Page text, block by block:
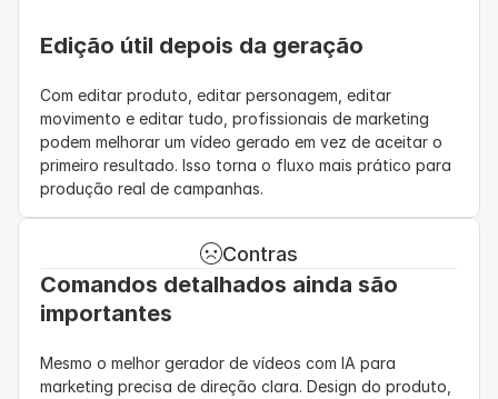
Edição útil depois da geração
Com editar produto, editar personagem, editar
movimento e editar tudo, profissionais de marketing
podem melhorar um vídeo gerado em vez de aceitar o
primeiro resultado. Isso torna o fluxo mais prático para
produção real de campanhas.
Contras
Comandos detalhados ainda são
importantes
Mesmo o melhor gerador de vídeos com IA para
marketing precisa de direção clara. Design do produto,